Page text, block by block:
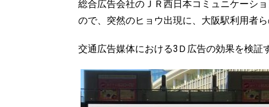
総合広告会社のＪＲ西日本コミュニケーシ
ので、突然のヒョウ出現に、大阪駅利用者
交通広告媒体における3Ｄ広告の効果を検証